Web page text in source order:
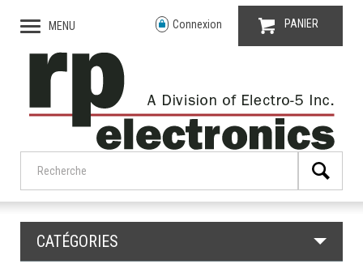
MENU Connexion PANIER
CATÉGORIES